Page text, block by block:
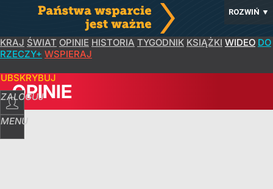
ROZWIŃ ▼
KRAJ ŚWIAT OPINIE HISTORIA TYGODNIK KSIĄŻKI WIDEO DO
RZECZY+ WSPIERAJ
ZALOGUJ
MENU
OPINIE